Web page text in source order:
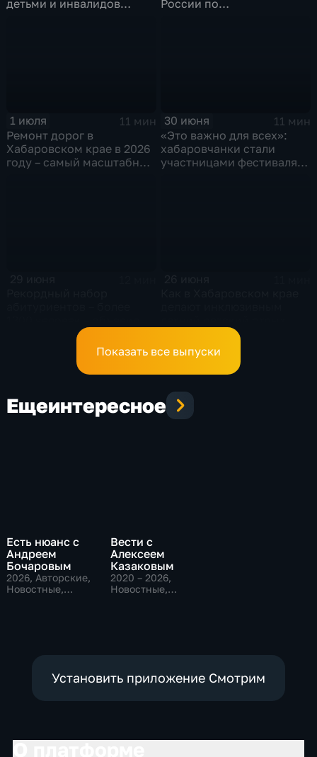
детьми и инвалидов
России по
1 июля
11 мин
Ремонт дорог в
Хабаровском крае в 2026
году – самый масштабный
30 июня
11 мин
«Это важно для всех»:
хабаровчанки стали
участницами фестиваля
Хабаровском
Показать все выпуски
Ещеинтересное
Есть нюанс с
Андреем
Бочаровым
2026, Авторские,
Новостные,
Вести с
Алексеем
Казаковым
2020 – 2026,
Новостные,
Установить приложение Смотрим